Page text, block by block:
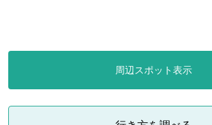
周辺スポット表示